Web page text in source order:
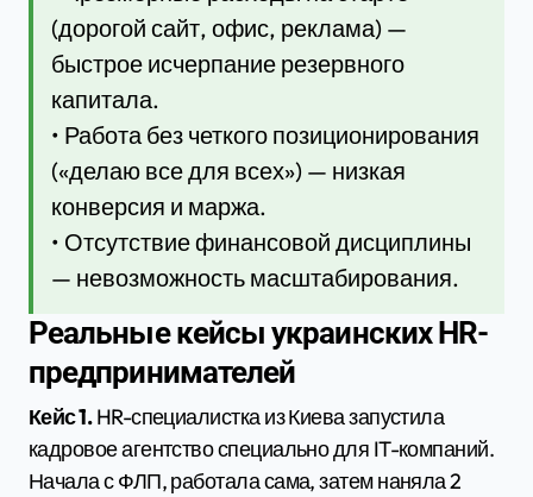
(дорогой сайт, офис, реклама) —
быстрое исчерпание резервного
капитала.
• Работа без четкого позиционирования
(«делаю все для всех») — низкая
конверсия и маржа.
• Отсутствие финансовой дисциплины
— невозможность масштабирования.
Реальные кейсы украинских HR-
предпринимателей
Кейс 1.HR-специалистка из Киева запустила
кадровое агентство специально для IT-компаний.
Начала с ФЛП, работала сама, затем наняла 2